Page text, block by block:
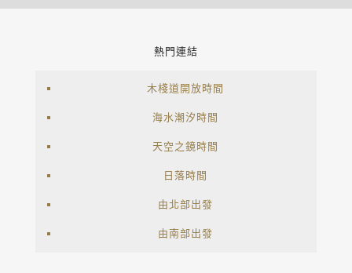
熱門連結
木棧道開放時間
海水潮汐時間
天空之鏡時間
日落時間
由北部出發
由南部出發